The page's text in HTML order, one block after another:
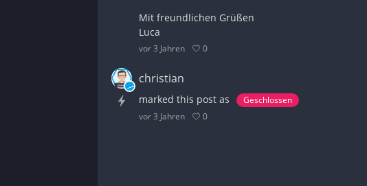
Mit freundlichen Grüßen
Luca
vor 3 Jahren 0
christian
marked this post as
Geschlossen
vor 3 Jahren
0